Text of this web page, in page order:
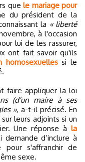
quele mariage pour
du président de la
la « liberté
à l'occasion
lui de les rassurer,
ont fait savoir qu'ils
homosexuellessi le
faire appliquer la loi
(d'un maire à ses
», a-t-il précisé. En
leurs adjoints si un
Une réponse à la
demande d’inclure à
s'affranchir de
sexe.